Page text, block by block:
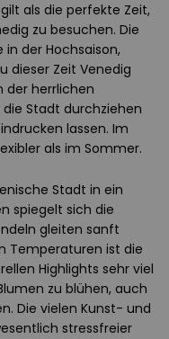
als die perfekte Zeit,
zu besuchen. Die
der Hochsaison,
dieser Zeit Venedig
der herrlichen
Stadt durchziehen
lassen. Im
als im Sommer.
Stadt in ein
spiegelt sich die
gleiten sanft
Temperaturen ist die
Highlights sehr viel
zu blühen, auch
Die vielen Kunst- und
stressfreier